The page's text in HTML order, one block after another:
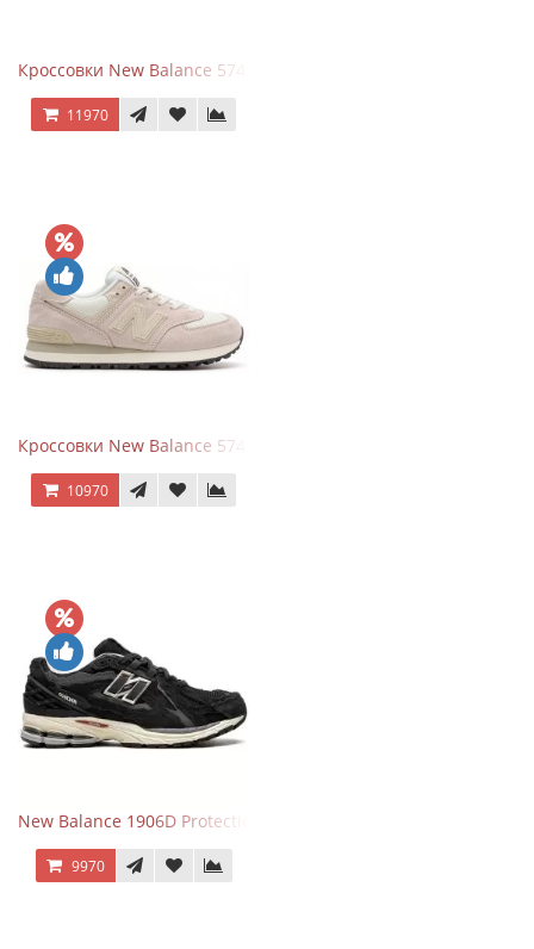
Кроссовки New Balance 574 Grey White Silver
11970
Кроссовки New Balance 574 Light Grey Pink
10970
New Balance 1906D Protection Pack Black черные
9970